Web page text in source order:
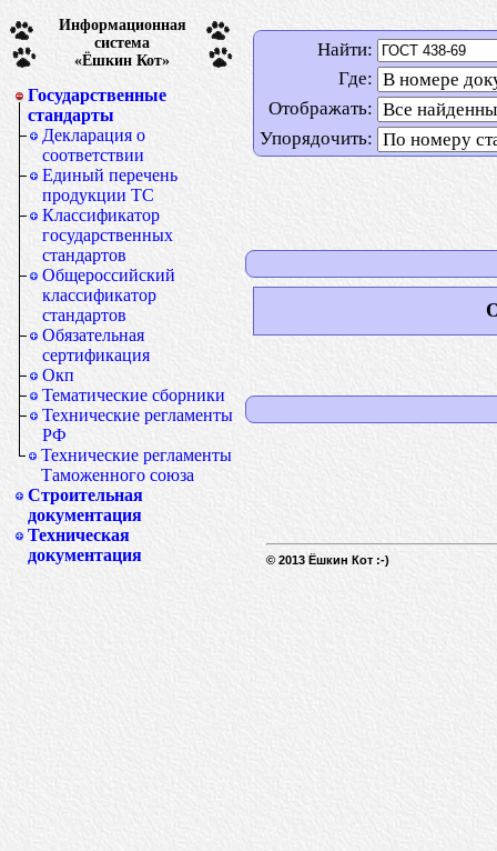
Информационная
система
«Ёшкин Кот»
Государственные
стандарты
Декларация о
соответствии
Единый перечень
продукции ТС
Классификатор
государственных
стандартов
Общероссийский
классификатор
стандартов
Обязательная
сертификация
Окп
Тематические сборники
Технические регламенты
РФ
Технические регламенты
Таможенного союза
Строительная
документация
Техническая
документация
Найти:
Где:
Отображать:
Упорядочить:
© 2013 Ёшкин Кот :-)